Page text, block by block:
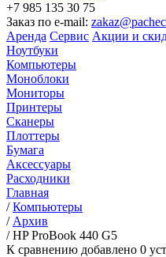
+7 985 135 30 75
Заказ по e-mail:
Аренда Сервис Акции и
Ноутбуки
Компьютеры
Моноблоки
Мониторы
Принтеры
Сканеры
Плоттеры
Бумага
Аксессуары
Расходники
Главная
/Компьютеры
/ Архив
/HP ProBook 440 G5
К сравнению добавлено 0